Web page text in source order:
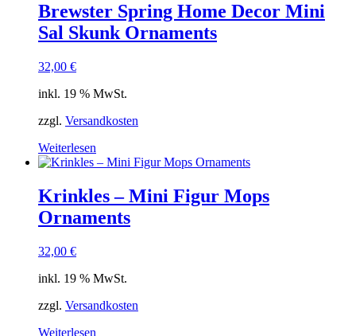
Brewster Spring Home Decor Mini
Sal Skunk Ornaments
32,00 €
inkl. 19 % MwSt.
zzgl. Versandkosten
Weiterlesen
Krinkles – Mini Figur Mops
Ornaments
32,00 €
inkl. 19 % MwSt.
zzgl. Versandkosten
Weiterlesen